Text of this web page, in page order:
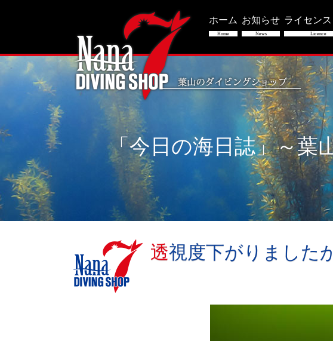
ホーム
Home
お知らせ
News
ライセンス
Licence
「今日の海日誌」～葉
透視度下がりまし